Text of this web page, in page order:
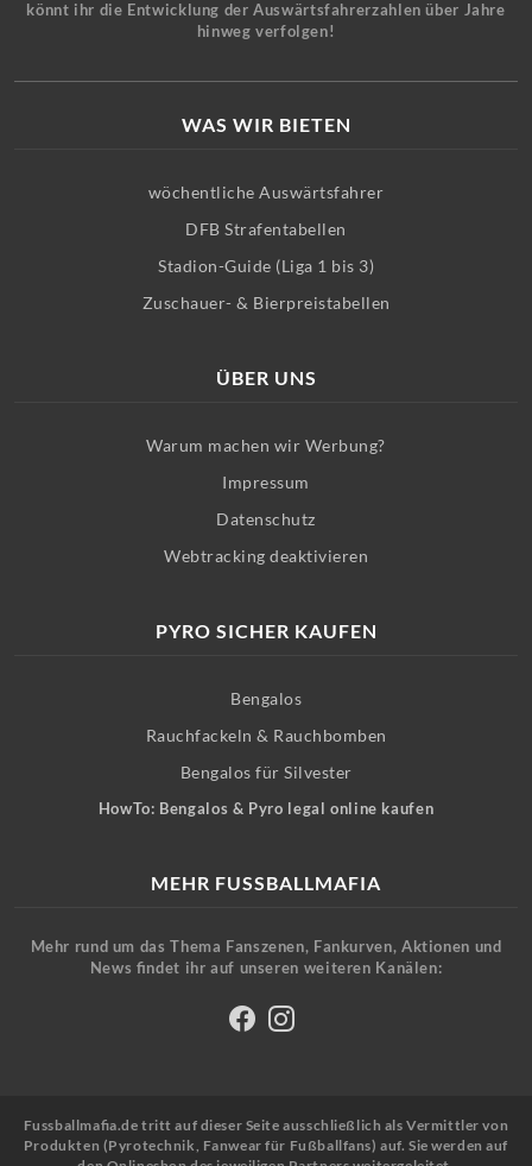
könnt ihr die Entwicklung der Auswärtsfahrerzahlen über Jahre
hinweg verfolgen!
WAS WIR BIETEN
wöchentliche Auswärtsfahrer
DFB Strafentabellen
Stadion-Guide (Liga 1 bis 3)
Zuschauer- & Bierpreistabellen
ÜBER UNS
Warum machen wir Werbung?
Impressum
Datenschutz
Webtracking deaktivieren
PYRO SICHER KAUFEN
Bengalos
Rauchfackeln & Rauchbomben
Bengalos für Silvester
HowTo: Bengalos & Pyro legal online kaufen
MEHR FUSSBALLMAFIA
Mehr rund um das Thema Fanszenen, Fankurven, Aktionen und
News findet ihr auf unseren weiteren Kanälen:
Fussballmafia.de tritt auf dieser Seite ausschließlich als Vermittler von
Produkten (Pyrotechnik, Fanwear für Fußballfans) auf. Sie werden auf